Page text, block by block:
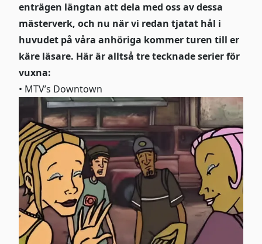
enträgen längtan att dela med oss av dessa
mästerverk, och nu när vi redan tjatat hål i
huvudet på våra anhöriga kommer turen till er
käre läsare. Här är alltså tre tecknade serier för
vuxna:
• MTV’s Downtown